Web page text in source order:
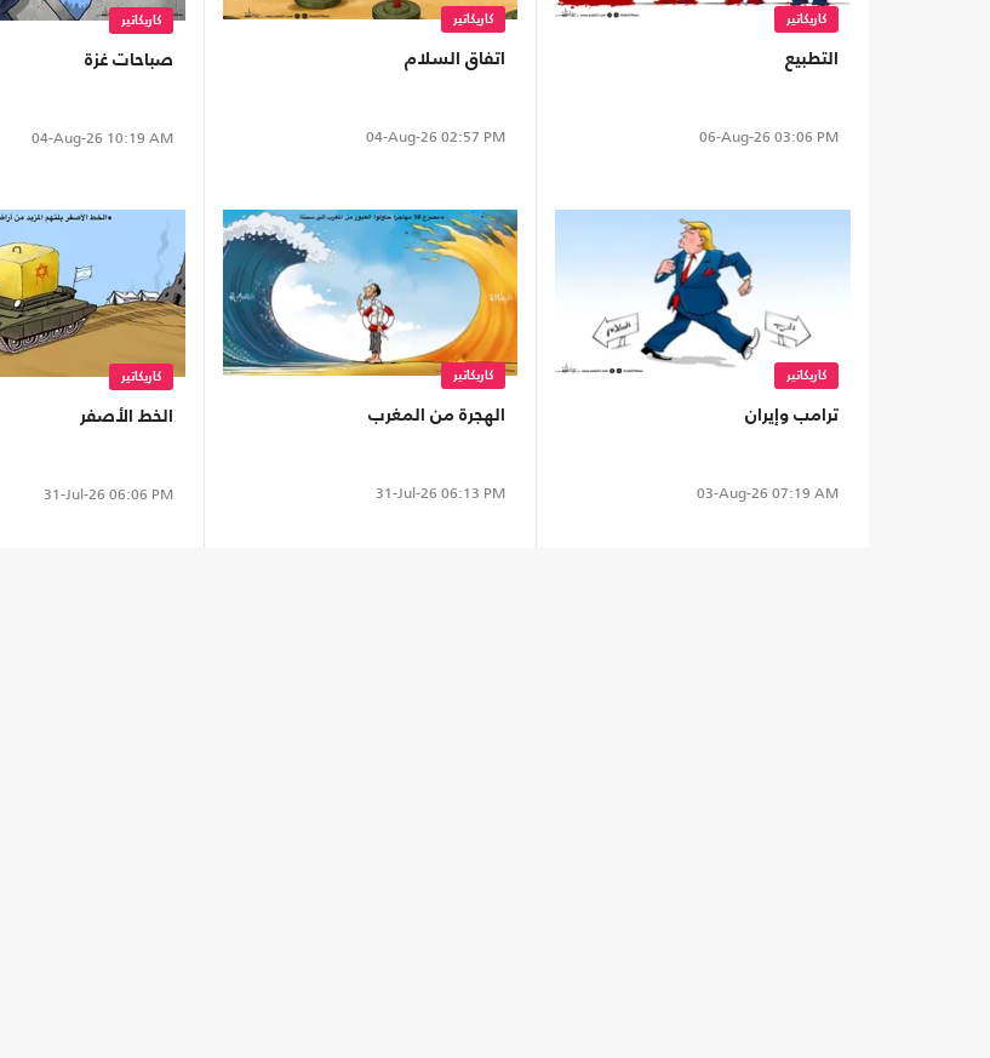
كاريكاتير
التطبيع
06-Aug-26 03:06 PM
كاريكاتير
اتفاق السلام
04-Aug-26 02:57 PM
كاريكاتير
صباحات غزة
04-Aug-26 10:19 AM
كاريكاتير
ترامب وإيران
03-Aug-26 07:19 AM
كاريكاتير
الهجرة من المغرب
31-Jul-26 06:13 PM
كاريكاتير
الخط الأصفر
31-Jul-26 06:06 PM